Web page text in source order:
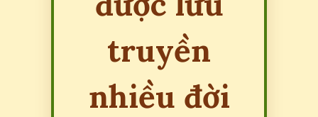
truyền
nhiều đời